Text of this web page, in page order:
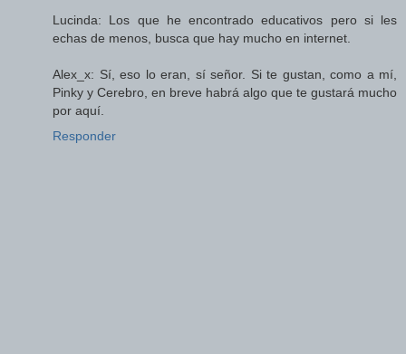
Lucinda: Los que he encontrado educativos pero si les
echas de menos, busca que hay mucho en internet.
Alex_x: Sí, eso lo eran, sí señor. Si te gustan, como a mí,
Pinky y Cerebro, en breve habrá algo que te gustará mucho
por aquí.
Responder